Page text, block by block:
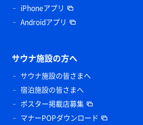
iPhoneアプリ
Androidアプリ
サウナ施設の方へ
サウナ施設の皆さまへ
宿泊施設の皆さまへ
ポスター掲載店募集
マナーPOPダウンロード